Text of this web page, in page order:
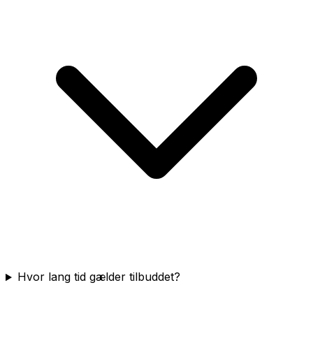
Hvor lang tid gælder tilbuddet?